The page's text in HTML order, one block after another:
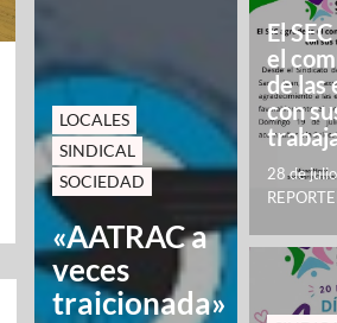
LOCALES
SINDICAL
SOCIEDAD
«AATRAC a
veces
traicionada»
El
el
de las
con
28 de